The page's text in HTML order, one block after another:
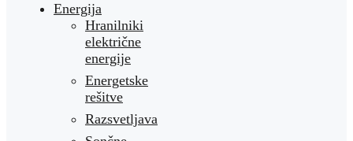
Energija
Hranilniki
električne
energije
Energetske
rešitve
Razsvetljava